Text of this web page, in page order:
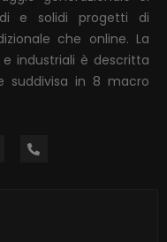
e solidi progetti di
che online. La
industriali è descritta
in 8 macro